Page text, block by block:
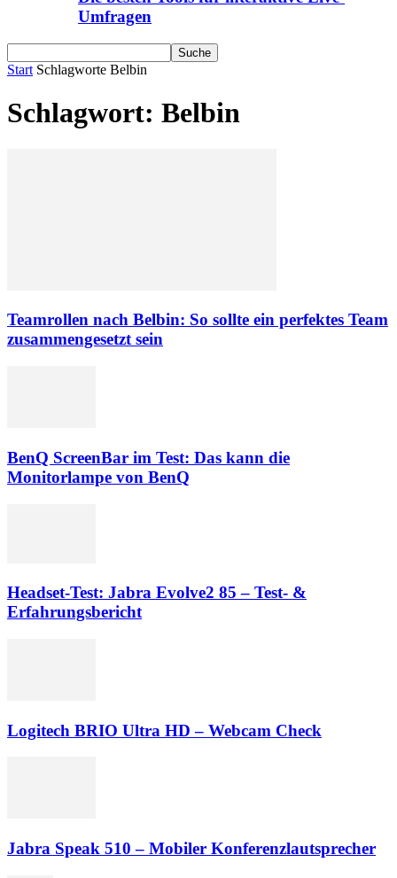
Umfragen
Start Schlagworte Belbin
Schlagwort: Belbin
Teamrollen nach Belbin: So sollte ein perfektes Team
zusammengesetzt sein
BenQ ScreenBar im Test: Das kann die
Monitorlampe von BenQ
Headset-Test: Jabra Evolve2 85 – Test- &
Erfahrungsbericht
Logitech BRIO Ultra HD – Webcam Check
Jabra Speak 510 – Mobiler Konferenzlautsprecher